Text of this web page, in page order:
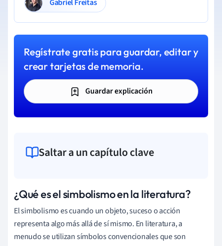
Gabriel Freitas
Regístrate gratis para guardar, editar y
crear tarjetas de memoria.
Guardar explicación
Saltar a un capítulo clave
¿Qué es el simbolismo en la literatura?
El simbolismo es cuando un objeto, suceso o acción
representa algo más allá de sí mismo. En literatura, a
menudo se utilizan símbolos convencionales que son